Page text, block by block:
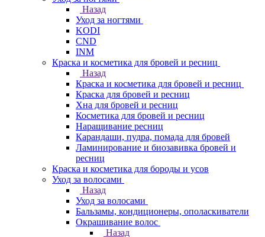
Назад
Уход за ногтями
KODI
CND
INM
Краска и косметика для бровей и ресниц
Назад
Краска и косметика для бровей и ресниц
Краска для бровей и ресниц
Хна для бровей и ресниц
Косметика для бровей и ресниц
Наращивание ресниц
Карандаши, пудра, помада для бровей
Ламинирование и биозавивка бровей и
ресниц
Краска и косметика для бороды и усов
Уход за волосами
Назад
Уход за волосами
Бальзамы, кондиционеры, ополаскиватели
Окрашивание волос
Назад